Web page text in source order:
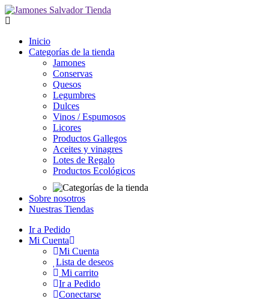
Inicio
Categorías de la tienda
Jamones
Conservas
Quesos
Legumbres
Dulces
Vinos / Espumosos
Licores
Productos Gallegos
Aceites y vinagres
Lotes de Regalo
Productos Ecológicos
Sobre nosotros
Nuestras Tiendas
Ir a Pedido
Mi Cuenta
Mi Cuenta
Lista de deseos
Mi carrito
Ir a Pedido
Conectarse